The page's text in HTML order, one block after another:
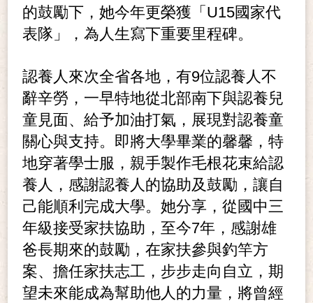
的鼓勵下，她今年更榮獲「U15國家代
表隊」，為人生寫下重要里程碑。
認養人來次全省各地，有9位認養人不
辭辛勞，一早特地從北部南下與認養兒
童見面、給予加油打氣，展現對認養童
關心與支持。即將大學畢業的馨馨，特
地穿著學士服，親手製作毛根花束給認
養人，感謝認養人的協助及鼓勵，讓自
己能順利完成大學。她分享，從國中三
年級接受家扶協助，至今7年，感謝雄
爸長期來的鼓勵，在家扶參與釣竿方
案、擔任家扶志工，步步走向自立，期
望未來能成為幫助他人的力量，將曾經